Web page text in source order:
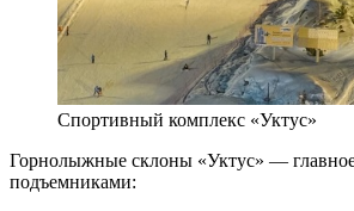
Спортивный комплекс «Уктус»
Горнолыжные склоны «Уктус» — главное
подъемниками: